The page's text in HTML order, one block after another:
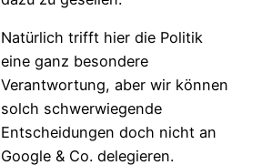
Natürlich trifft hier die Politik
eine ganz besondere
Verantwortung, aber wir können
solch schwerwiegende
Entscheidungen doch nicht an
Google & Co. delegieren.